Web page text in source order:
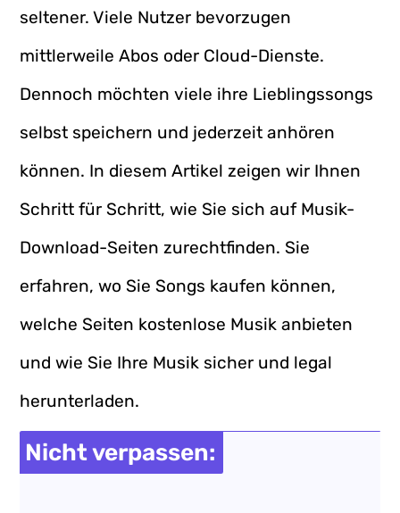
seltener. Viele Nutzer bevorzugen
mittlerweile Abos oder Cloud-Dienste.
Dennoch möchten viele ihre Lieblingssongs
selbst speichern und jederzeit anhören
können. In diesem Artikel zeigen wir Ihnen
Schritt für Schritt, wie Sie sich auf Musik-
Download-Seiten zurechtfinden. Sie
erfahren, wo Sie Songs kaufen können,
welche Seiten kostenlose Musik anbieten
und wie Sie Ihre Musik sicher und legal
herunterladen.
Nicht verpassen: